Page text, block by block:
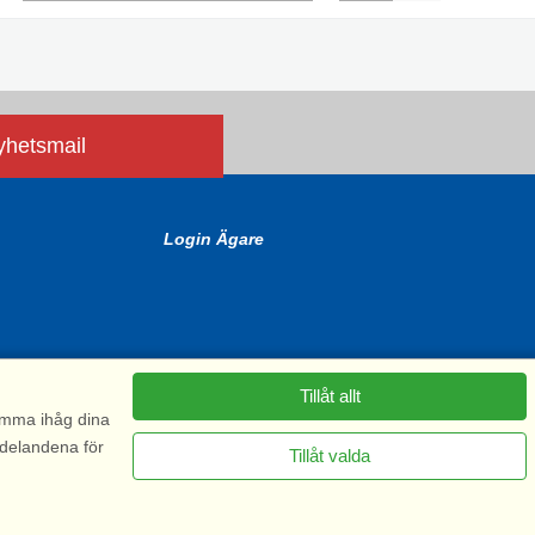
Login Ägare
ihåg dina
för
Tillåt allt
Tillåt valda